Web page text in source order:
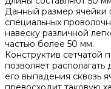
Данный размер ячейки
специальных
навеску различной
частью более 50 мм.
Конструктив сетчатой
позволяет
его выпадения сквозь